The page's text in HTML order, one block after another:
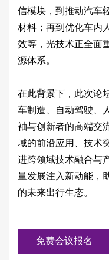
信模块，到推动汽车
材料；再到优化车内
效等，光技术正全面
源体系。
在此背景下，此次论
车制造、自动驾驶、
袖与创新者的高端交
域的前沿应用、技术
进跨领域技术融合与
量发展注入新动能，
的未来出行生态。
免费会议报名